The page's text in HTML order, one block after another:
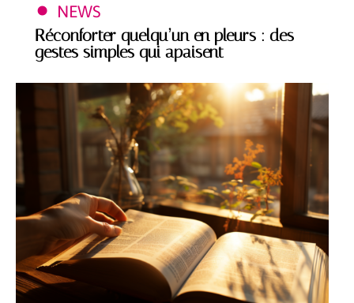
NEWS
Réconforter quelqu’un en pleurs : des
gestes simples qui apaisent